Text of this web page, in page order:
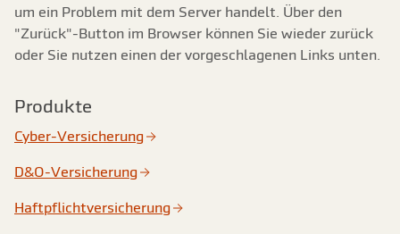
um ein Problem mit dem Server handelt. Über den
"Zurück"-Button im Browser können Sie wieder zurück
oder Sie nutzen einen der vorgeschlagenen Links unten.
Produkte
Cyber-Versicherung
D&O-Versicherung
Haftpflichtversicherung